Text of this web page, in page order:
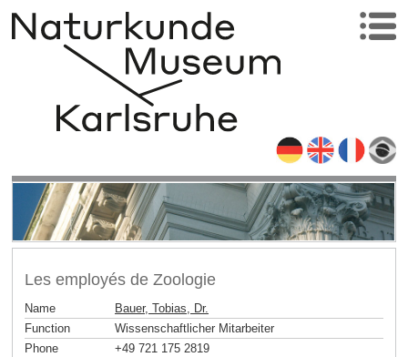
Les employés de Zoologie
Name
Bauer, Tobias, Dr.
Function
Wissenschaftlicher Mitarbeiter
Phone
+49 721 175 2819